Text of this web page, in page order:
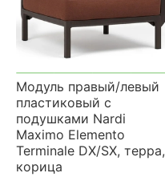
Модуль правый/левый
пластиковый с
подушками Nardi
Maximo Elemento
Terminale DX/SX, терра,
корица